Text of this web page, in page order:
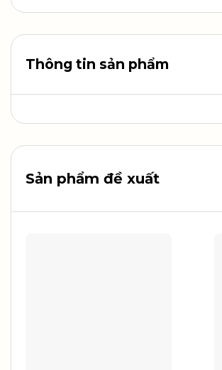
Thông tin sản phẩm
Sản phẩm đề xuất